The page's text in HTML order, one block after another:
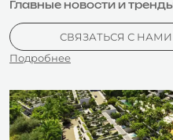
Главные новости и
СВЯЗАТЬСЯ С НАМИ
Подробнее